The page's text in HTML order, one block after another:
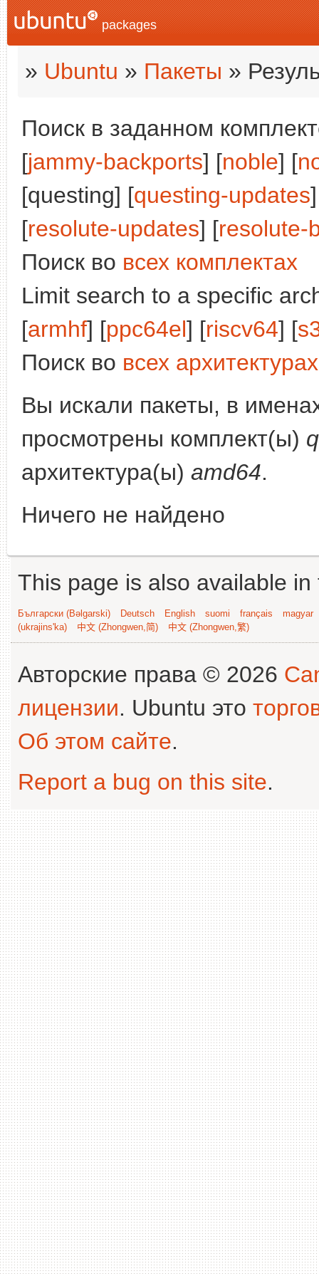
packages
» Ubuntu » Пакеты »
Поиск в заданном
[jammy-backports] [noble] [
[questing] [questing-updates
[resolute-updates] [resolute-
Поиск во всех комплектах
Limit search to a specific
[armhf] [ppc64el] [riscv64] [
Поиск во всех архитектурах
Вы искали пакеты, в
просмотрены комплект(ы)
архитектура(ы) amd64.
Ничего не найдено
This page is also available
Български (Bəlgarski) Deutsch English suomi français
magyar
(ukrajins'ka)
中文 (Zhongwen,简) 中文 (Zhongwen,繁)
Авторские права © 2026
лицензии. Ubuntu это
Об этом сайте.
Report a bug on this site.